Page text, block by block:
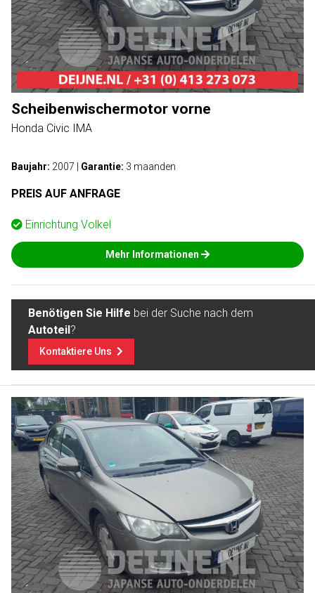
Scheibenwischermotor vorne
Honda Civic IMA
Baujahr: 2007 Garantie: 3 maanden
PREIS AUF ANFRAGE
Einrichtung Volkel
Mehr Informationen
Benötigen Sie Hilfe bei der Suche nach dem
Autoteil?
Kontaktiere Uns